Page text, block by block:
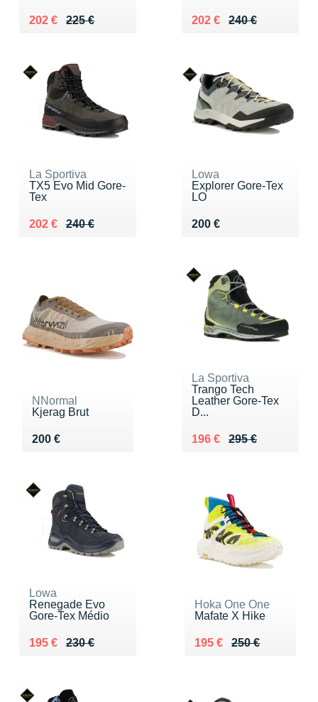
225 €
Au lieu de 225 €
202 €
Vendu 202 € 240 €
Au lieu de 240 €
202 €
Vendu 202 €
La Sportiva
TX5 Evo Mid Gore-
Tex
240 €
Au lieu de 240 €
202 €
Vendu 202 €
Lowa
Explorer Gore-Tex
LO
200 €
Vendu 200 €
NNormal
Kjerag Brut
200 €
Vendu 200 €
La Sportiva
Trango Tech
Leather Gore-Tex
D...
295 €
Au lieu de 295 €
196 €
Vendu 196 €
Lowa
Renegade Evo
Gore-Tex Médio
230 €
Au lieu de 230 €
195 €
Vendu 195 €
Hoka One One
Mafate X Hike
250 €
Au lieu de 250 €
195 €
Vendu 195 €